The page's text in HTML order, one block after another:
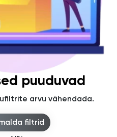
puuduvad
arvu vähendada.
filtrid